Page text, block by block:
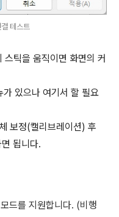
테스트
틱을 움직이면 화면의 커
있으나 여기서 할 필요
보정(캘리브레이션) 후
됩니다.
드를 지원합니다. (비행